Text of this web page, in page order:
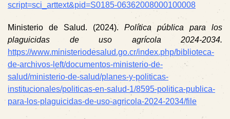
script=sci_arttext&pid=S0185-06362008000100008
Ministerio de Salud. (2024). Política pública para los
plaguicidas de uso agrícola 2024-2034.
https://www.ministeriodesalud.go.cr/index.php/biblioteca-
de-archivos-left/documentos-ministerio-de-
salud/ministerio-de-salud/planes-y-politicas-
institucionales/politicas-en-salud-1/8595-politica-publica-
para-los-plaguicidas-de-uso-agricola-2024-2034/file